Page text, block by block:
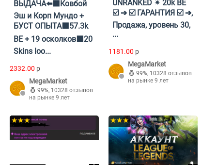
ВЫДАЧА⬅️⬛Ковбой
Эш и Корп Мундо +
БУСТ ОПЫТА⬛57.3k
BE + 19 осколков⬛20
Skins loo...
2332.00 p
MegaMarket
99%, 10328 отзывов
на рынке 9 лет
UNRANKED ✴ 20k BE
☑️ ➔ ☑️ ГАРАНТИЯ ☑️ ➔,
Продажа, уровень 30,
...
1181.00 p
MegaMarket
99%, 10328 отзывов
на рынке 9 лет
★★★ ★★★